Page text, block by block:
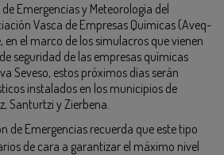
Emergencias y Meteorología del
Vasca de Empresas Químicas (Aveq-
el marco de los simulacros que vienen
seguridad de las empresas químicas
Seveso, estos próximos días serán
instalados en los municipios de
Santurtzi y Zierbena.
de Emergencias recuerda que este tipo
de cara a garantizar el máximo nivel